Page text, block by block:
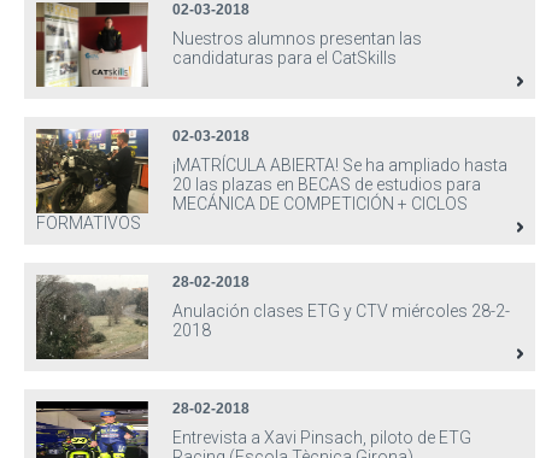
02-03-2018
Nuestros alumnos presentan las
candidaturas para el CatSkills
02-03-2018
¡MATRÍCULA ABIERTA! Se ha ampliado hasta
20 las plazas en BECAS de estudios para
MECÁNICA DE COMPETICIÓN + CICLOS
FORMATIVOS
28-02-2018
Anulación clases ETG y CTV miércoles 28-2-
2018
28-02-2018
Entrevista a Xavi Pinsach, piloto de ETG